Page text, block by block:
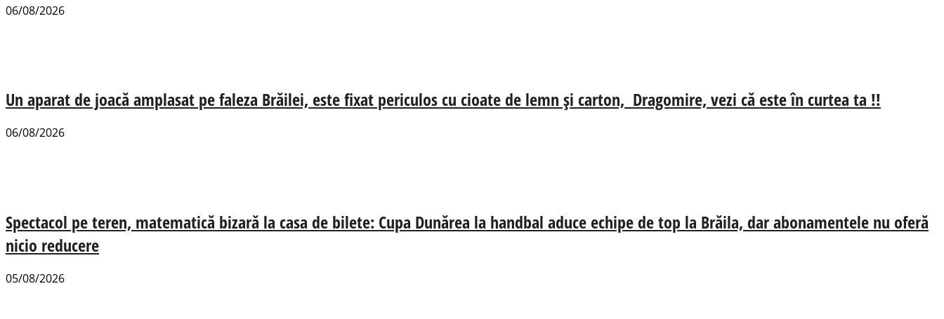
06/08/2026
Un aparat de joacă amplasat pe faleza Brăilei, este fixat periculos cu cioate de lemn și carton, Dragomire, vezi că este în curtea ta !!
06/08/2026
Spectacol pe teren, matematică bizară la casa de bilete: Cupa Dunărea la handbal aduce echipe de top la Brăila, dar abonamentele nu oferă
nicio reducere
05/08/2026